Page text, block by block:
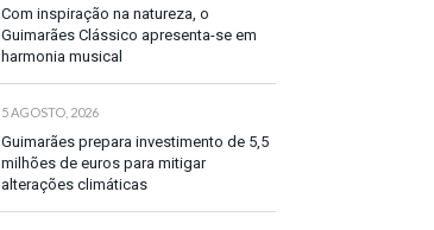
Com inspiração na natureza, o
Guimarães Clássico apresenta-se em
harmonia musical
5 AGOSTO, 2026
Guimarães prepara investimento de 5,5
milhões de euros para mitigar
alterações climáticas